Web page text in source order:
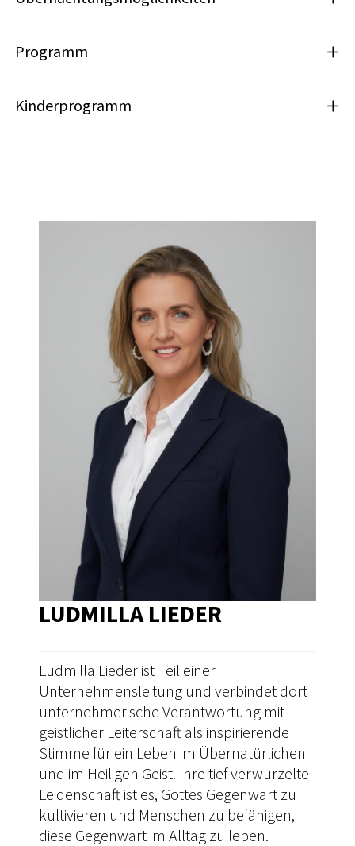
Programm
Kinderprogramm
LUDMILLA LIEDER
Ludmilla Lieder ist Teil einer
Unternehmensleitung und verbindet dort
unternehmerische Verantwortung mit
geistlicher Leiterschaft als inspirierende
Stimme für ein Leben im Übernatürlichen
und im Heiligen Geist. Ihre tief verwurzelte
Leidenschaft ist es, Gottes Gegenwart zu
kultivieren und Menschen zu befähigen,
diese Gegenwart im Alltag zu leben.